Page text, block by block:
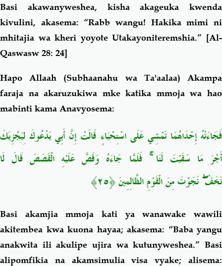
Basi akawanyweshea, kisha akageuka kwenda
kivulini, akasema: “Rabb wangu! Hakika mimi ni
mhitajia wa kheri yoyote Utakayoniteremshia.” [Al-
Qaswasw 28: 24]
Hapo Allaah (Subhaanahu wa Ta'aalaa) Akampa
faraja na akaruzukiwa mke katika mmoja wa hao
mabinti kama Anavyosema:
فَجَاءَتْهُ إِحْدَاهُمَا تَمْشِي عَلَى اسْتِحْيَاءٍ قَالَتْ إِنَّ أَبِي يَدْعُوكَ لِيَجْزِيَكَ
أَجْرَ مَا سَقَيْتَ لَنَا فَلَمَّا جَاءَهُ وَقَصَّ عَلَيْهِ الْقَصَصَ قَالَ لَا
تَخَفْنَجَوْتَ مِنَ الْقَوْمِ الظَّالِمِينَ ﴿٢٥﴾
Basi akamjia mmoja kati ya wanawake wawili
akitembea kwa kuona hayaa; akasema: “Baba yangu
anakwita ili akulipe ujira wa kutunyweshea.” Basi
alipomfikia na akamsimulia visa vyake; alisema: